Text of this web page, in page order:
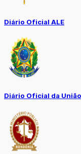
Diário Oficial ALE
Diário Oficial da União